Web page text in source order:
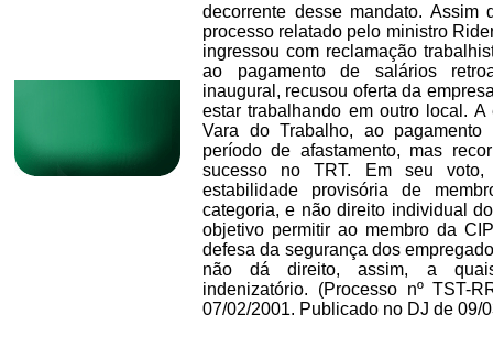
decorrente desse mandato. Assim
processo relatado pelo ministro
ingressou com reclamação
ao pagamento de salários
inaugural, recusou oferta da
estar trabalhando em outro local.
Vara do Trabalho, ao
período de afastamento, mas
sucesso no TRT. Em seu
estabilidade provisória de
categoria, e não direito individual
objetivo permitir ao membro da
defesa da segurança dos
não dá direito, assim, a
indenizatório. (Processo nº TST-
07/02/2001. Publicado no DJ de 09/